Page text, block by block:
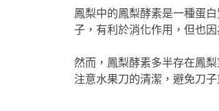
鳳梨中的鳳梨酵素是一種蛋
子，有利於消化作用，但也
然而，鳳梨酵素多半存在鳳
注意水果刀的清潔，避免刀